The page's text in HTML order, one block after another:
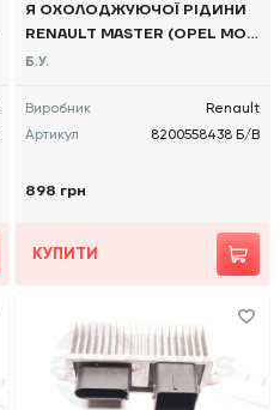
Я ОХОЛОДЖУЮЧОЇ РІДИНИ
RENAULT MASTER (OPEL MOV
ANO, NISSAN NV400) 2010 -,
Б.У.
Виробник
Renault
Артикул
8200558438 Б/В
898 грн
КУПИТИ